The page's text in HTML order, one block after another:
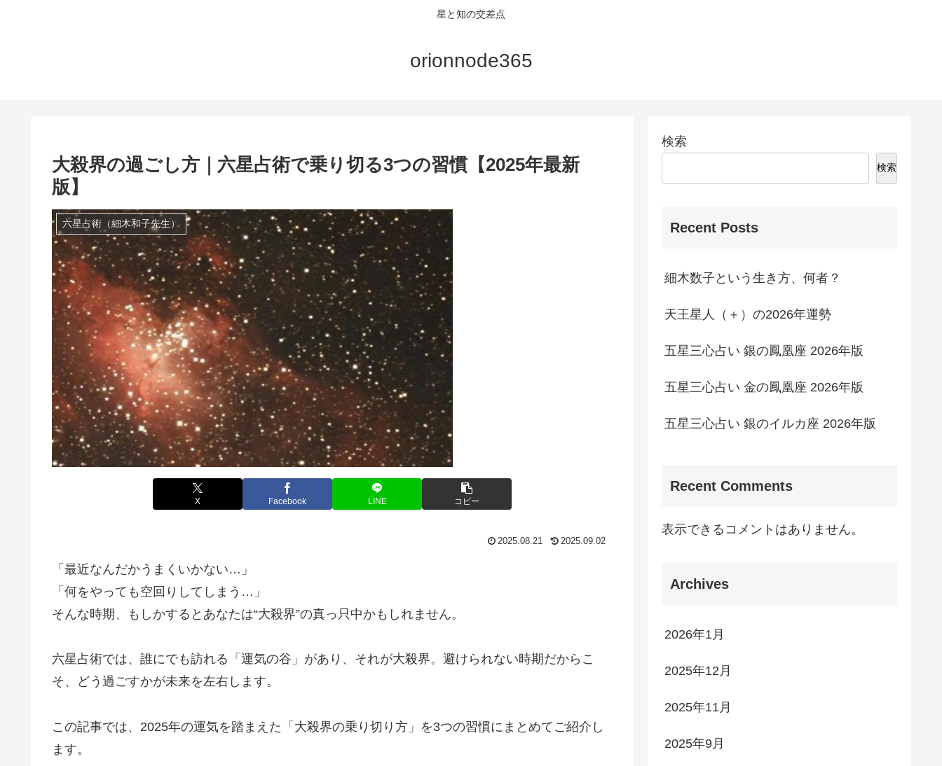
星と知の交差点
orionnode365
大殺界の過ごし方｜六星占術で乗り切る3つの習慣【2025年最新
版】
六星占術（細木和子先生）
X Facebook LINE コピー
2025.08.21 2025.09.02
「最近なんだかうまくいかない…」
「何をやっても空回りしてしまう…」
そんな時期、もしかするとあなたは“大殺界”の真っ只中かもしれません。
六星占術では、誰にでも訪れる「運気の谷」があり、それが大殺界。避けられない時期だからこ
そ、どう過ごすかが未来を左右します。
この記事では、2025年の運気を踏まえた「大殺界の乗り切り方」を3つの習慣にまとめてご紹介し
ます。
検索
検索
Recent Posts
細木数子という生き方、何者？
天王星人（＋）の2026年運勢
五星三心占い 銀の鳳凰座 2026年版
五星三心占い 金の鳳凰座 2026年版
五星三心占い 銀のイルカ座 2026年版
Recent Comments
表示できるコメントはありません。
Archives
2026年1月
2025年12月
2025年11月
2025年9月